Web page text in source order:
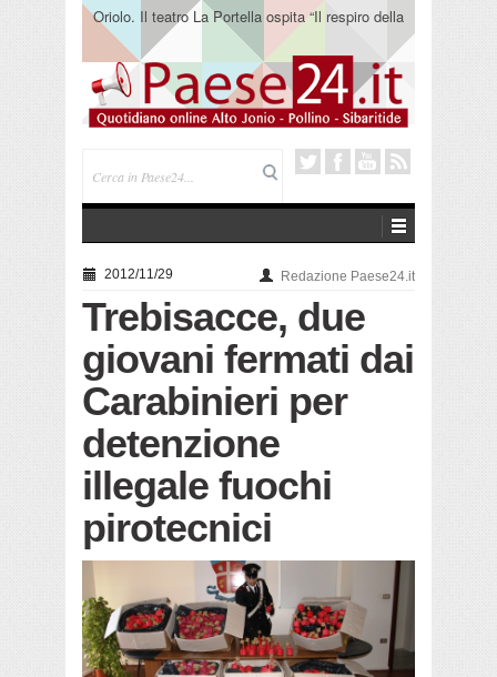
Oriolo. Il teatro La Portella ospita “Il respiro della
terra” del collettivo 365
2012/11/29 Redazione Paese24.it
Trebisacce, due
giovani fermati dai
Carabinieri per
detenzione
illegale fuochi
pirotecnici